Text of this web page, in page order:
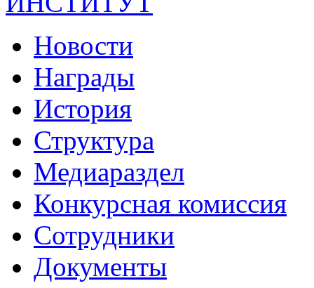
Новости
Награды
История
Структура
Медиараздел
Конкурсная комиссия
Сотрудники
Документы